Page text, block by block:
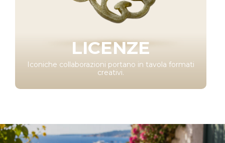
LICENZE
Iconiche collaborazioni portano in tavola formati
creativi.